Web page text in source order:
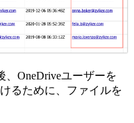
OneDriveユーザーを
るために、ファイルを